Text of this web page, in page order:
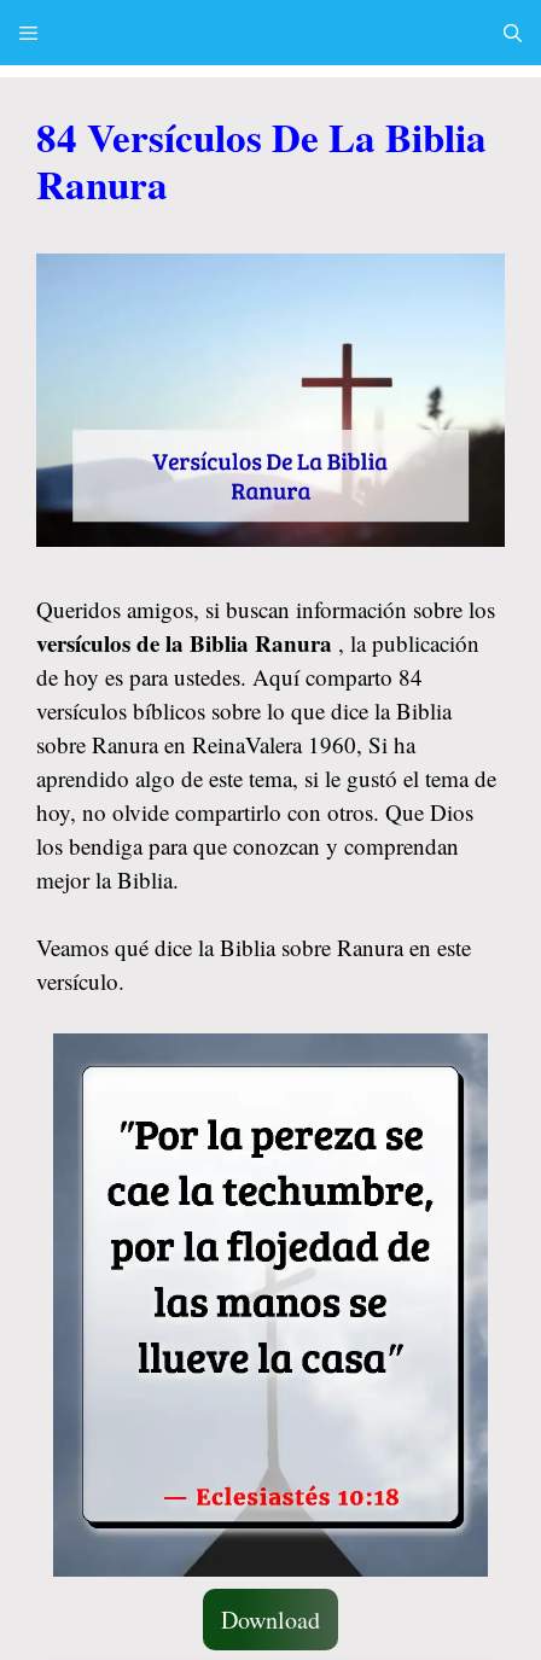
84 Versículos De La Biblia
Ranura
Queridos amigos, si buscan información sobre los
versículos de la Biblia Ranura , la publicación
de hoy es para ustedes. Aquí comparto 84
versículos bíblicos sobre lo que dice la Biblia
sobre Ranura en ReinaValera 1960, Si ha
aprendido algo de este tema, si le gustó el tema de
hoy, no olvide compartirlo con otros. Que Dios
los bendiga para que conozcan y comprendan
mejor la Biblia.
Veamos qué dice la Biblia sobre Ranura en este
versículo.
Download